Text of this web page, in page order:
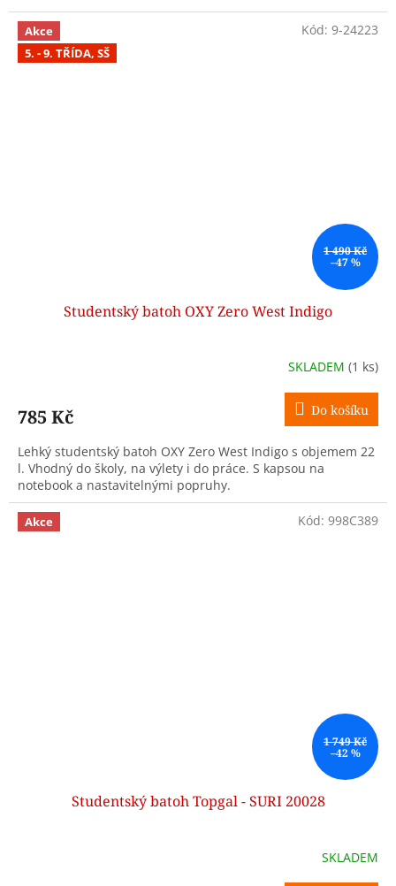
Akce
5. - 9. TŘÍDA, SŠ
1 490 Kč
–47 %
Studentský batoh OXY Zero West Indigo
SKLADEM (1 ks)
785 Kč Do košíku
Lehký studentský batoh OXY Zero West Indigo s objemem 22
l. Vhodný do školy, na výlety i do práce. S kapsou na
notebook a nastavitelnými popruhy.
Kód: 9-24223
Akce
1 749 Kč
–42 %
Studentský batoh Topgal - SURI 20028
SKLADEM
Kód: 998C389